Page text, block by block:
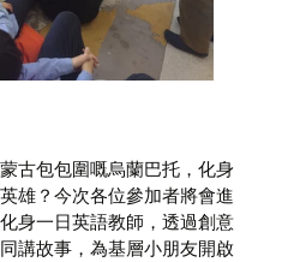
古包包圍嘅烏蘭巴托，化身
雄？今次各位參加者將會進
身一日英語教師，透過創意
講故事，為基層小朋友開啟